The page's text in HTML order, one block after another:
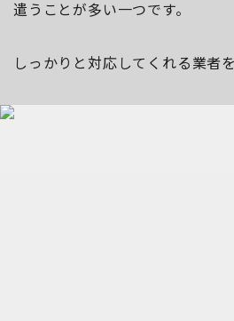
遣うことが多い一つです。
しっかりと対応してくれる業者